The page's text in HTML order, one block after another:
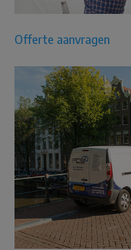
Offerte aanvragen